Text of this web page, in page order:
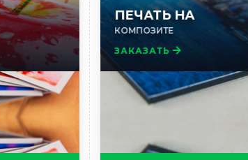
ПЕЧАТЬ НА
КОМПОЗИТЕ
ЗАКАЗАТЬ